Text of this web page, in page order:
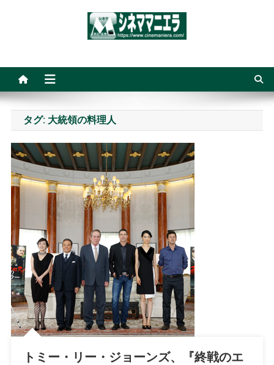
タグ: 大統領の料理人
トミー・リー・ジョーンズ、『終戦のエ